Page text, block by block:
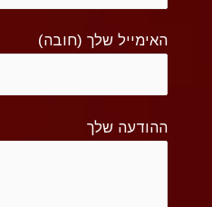
האימייל שלך (חובה)
ההודעה שלך